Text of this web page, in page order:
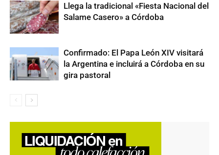
Llega la tradicional «Fiesta Nacional del
Salame Casero» a Córdoba
Confirmado: El Papa León XIV visitará
la Argentina e incluirá a Córdoba en su
gira pastoral